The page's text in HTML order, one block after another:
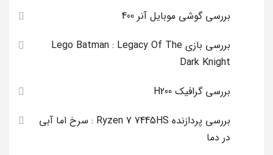
بررسی گوشی موبایل آنر 400
بررسی بازی Lego Batman : Legacy Of The
Dark Knight
بررسی گرافیک H200
بررسی پردازنده Ryzen 7 7445HS : سرخ اما آبی
در دما